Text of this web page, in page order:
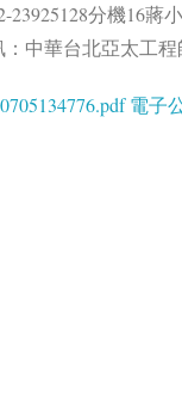
分機16蔣
中華台北亞太工程
電子